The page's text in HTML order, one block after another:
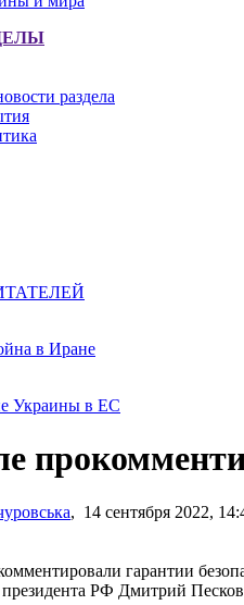
раздела
в Иране
Украины в ЕС
, 14 сентября 2022,
президента РФ Дмитрий Песков